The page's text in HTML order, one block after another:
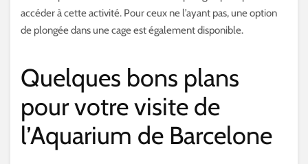
accéder à cette activité. Pour ceux ne l’ayant pas, une option
de plongée dans une cage est également disponible.
Quelques bons plans
pour votre visite de
l’Aquarium de Barcelone